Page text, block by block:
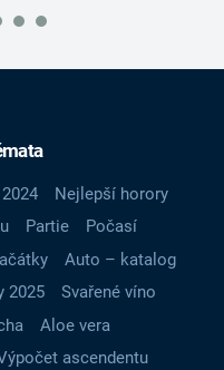
Nejlepší horory
Partie
Počasí
Auto – katalog
2025
Svařené víno
Aloe vera
ascendentu